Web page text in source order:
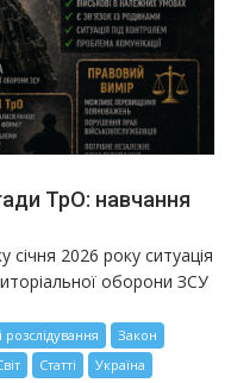
ТрО: навчання
2026 року ситуація
оборони ЗСУ
розслідування
Закон
Статті
Україна